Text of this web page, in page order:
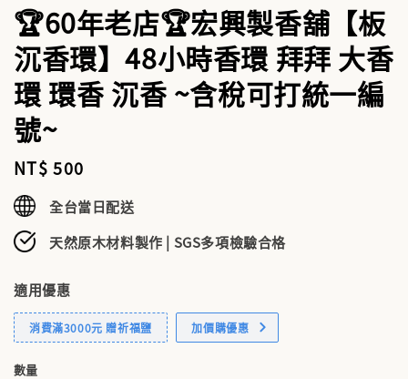
🏆60年老店🏆宏興製香舖【板
沉香環】48小時香環 拜拜 大香
環 環香 沉香 ~含稅可打統一編
號~
Regular
price
NT$ 500
全台當日配送
天然原木材料製作 | SGS多項檢驗合格
適用優惠
消費滿3000元 贈祈福鹽 加價購優惠
數量